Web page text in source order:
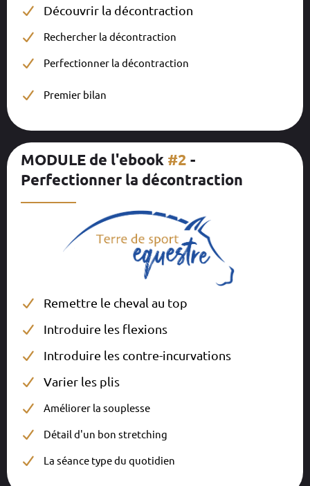
Découvrir la décontraction
Rechercher la décontraction
Perfectionner la décontraction
Premier bilan
MODULE de l'ebook #2 -
Perfectionner la décontraction
Remettre le cheval au top
Introduire les flexions
Introduire les contre-incurvations
Varier les plis
Améliorer la souplesse
Détail d'un bon stretching
La séance type du quotidien